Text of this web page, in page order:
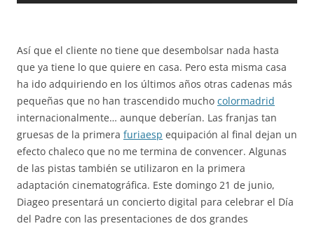
Así que el cliente no tiene que desembolsar nada hasta
que ya tiene lo que quiere en casa. Pero esta misma casa
ha ido adquiriendo en los últimos años otras cadenas más
pequeñas que no han trascendido mucho colormadrid
internacionalmente… aunque deberían. Las franjas tan
gruesas de la primera furiaesp equipación al final dejan un
efecto chaleco que no me termina de convencer. Algunas
de las pistas también se utilizaron en la primera
adaptación cinematográfica. Este domingo 21 de junio,
Diageo presentará un concierto digital para celebrar el Día
del Padre con las presentaciones de dos grandes